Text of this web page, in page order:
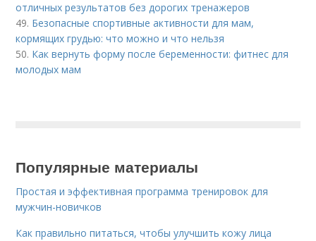
отличных результатов без дорогих тренажеров
49. Безопасные спортивные активности для мам,
кормящих грудью: что можно и что нельзя
50. Как вернуть форму после беременности: фитнес для
молодых мам
Популярные материалы
Простая и эффективная программа тренировок для
мужчин-новичков
Как правильно питаться, чтобы улучшить кожу лица